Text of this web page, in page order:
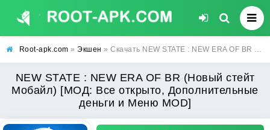
Root-apk.com » Экшен » Скачать NEW STATE : NEW ERA OF BR (Новый стейт Мобайл) [МОД: Все открыто, Дополнительные деньги и Меню MOD] | Взлом NEW STATE : NEW ERA OF BR на Андроид
NEW STATE : NEW ERA OF BR (Новый стейт
Мобайл) [МОД: Все открыто, Дополнительные
деньги и Меню MOD]